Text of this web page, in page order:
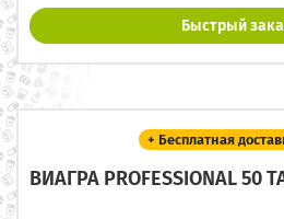
Быстрый
+ Бесплатная
ВИАГРА PROFESSIONAL 50